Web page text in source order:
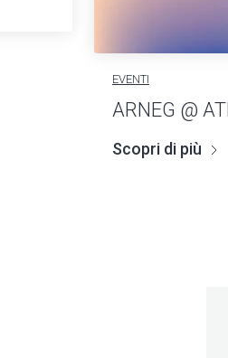
EVENTI
ARNEG @
Scopri di più